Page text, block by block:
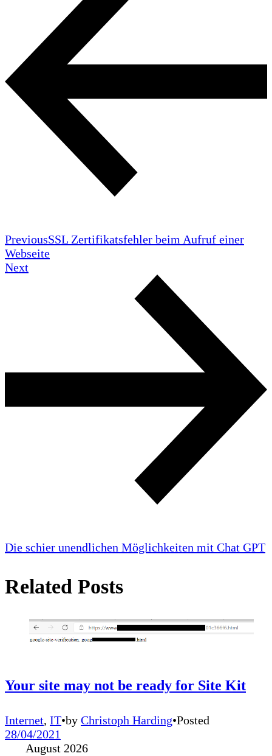
PreviousSSL Zertifikatsfehler beim Aufruf einer
Webseite
Next
Die schier unendlichen Möglichkeiten mit Chat GPT
Related Posts
Your site may not be ready for Site Kit
Internet, IT•by Christoph Harding•Posted
28/04/2021
August 2026